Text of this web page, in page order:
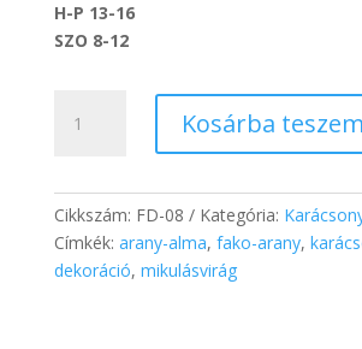
H-P 13-16
SZO 8-12
mikulásvirággal
arany
+
bogyók
Kosárba teszem
Cikkszám: FD-08 Kategória:
Címkék: arany-alma, fako-arany,
dekoráció, mikulásvirág